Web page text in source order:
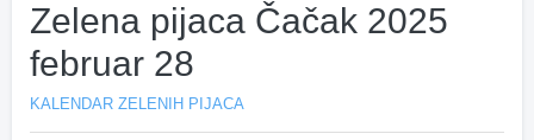
Zelena pijaca Čačak 2025
februar 28
KALENDAR ZELENIH PIJACA